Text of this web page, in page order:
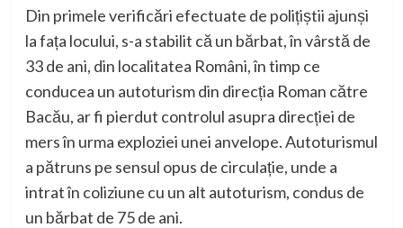
Din primele verificări efectuate de polițiștii ajunși
la fața locului, s-a stabilit că un bărbat, în vârstă de
33 de ani, din localitatea Români, în timp ce
conducea un autoturism din direcția Roman către
Bacău, ar fi pierdut controlul asupra direcției de
mers în urma exploziei unei anvelope. Autoturismul
a pătruns pe sensul opus de circulație, unde a
intrat în coliziune cu un alt autoturism, condus de
un bărbat de 75 de ani.